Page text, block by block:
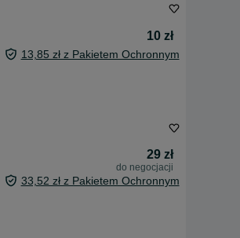
10 zł
13,85 zł z Pakietem Ochronnym
29 zł
do negocjacji
33,52 zł z Pakietem Ochronnym